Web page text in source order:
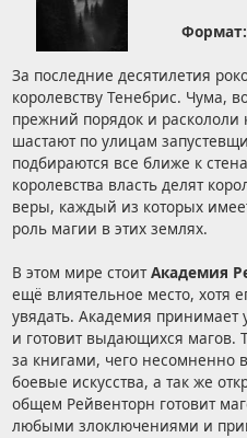
Формат:
За последние десятилетия
королевству Тенебрис. Чума,
прежний порядок и раскололи
шастают по улицам
подбираются все ближе к
королевства власть делят
веры, каждый из которых
роль магии в этих землях.
В этом мире стоитАкадемия
ещё влиятельное место, хотя
увядать. Академия принимает
и готовит выдающихся магов.
за книгами, чего несомненно
боевые искусства, а так же
общем Рейвенторн готовит
любыми злоключениями и